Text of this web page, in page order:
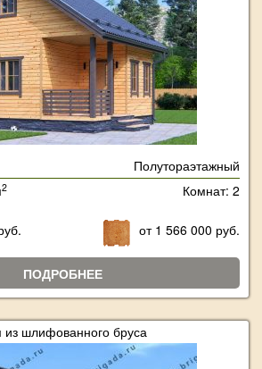
Полутораэтажный
2 Комнат: 2
от 1 566 000 руб.
ПОДРОБНЕЕ
из шлифованного бруса